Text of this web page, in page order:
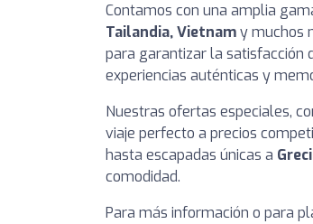
Contamos con una amplia
Tailandia, Vietnamy muchos
para garantizar la satisfacción
experiencias auténticas y
Nuestras ofertas especiales,
viaje perfecto a precios
hasta escapadas únicas a
comodidad.
Para más información o para